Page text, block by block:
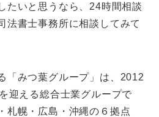
たいと思うなら、24時間相談
法書士事務所に相談してみて
「みつ葉グループ」は、2012
迎える総合士業グループで
札幌・広島・沖縄の６拠点